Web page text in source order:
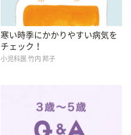
寒い時季にかかりやすい病気を
チェック！
小児科医 竹内 邦子